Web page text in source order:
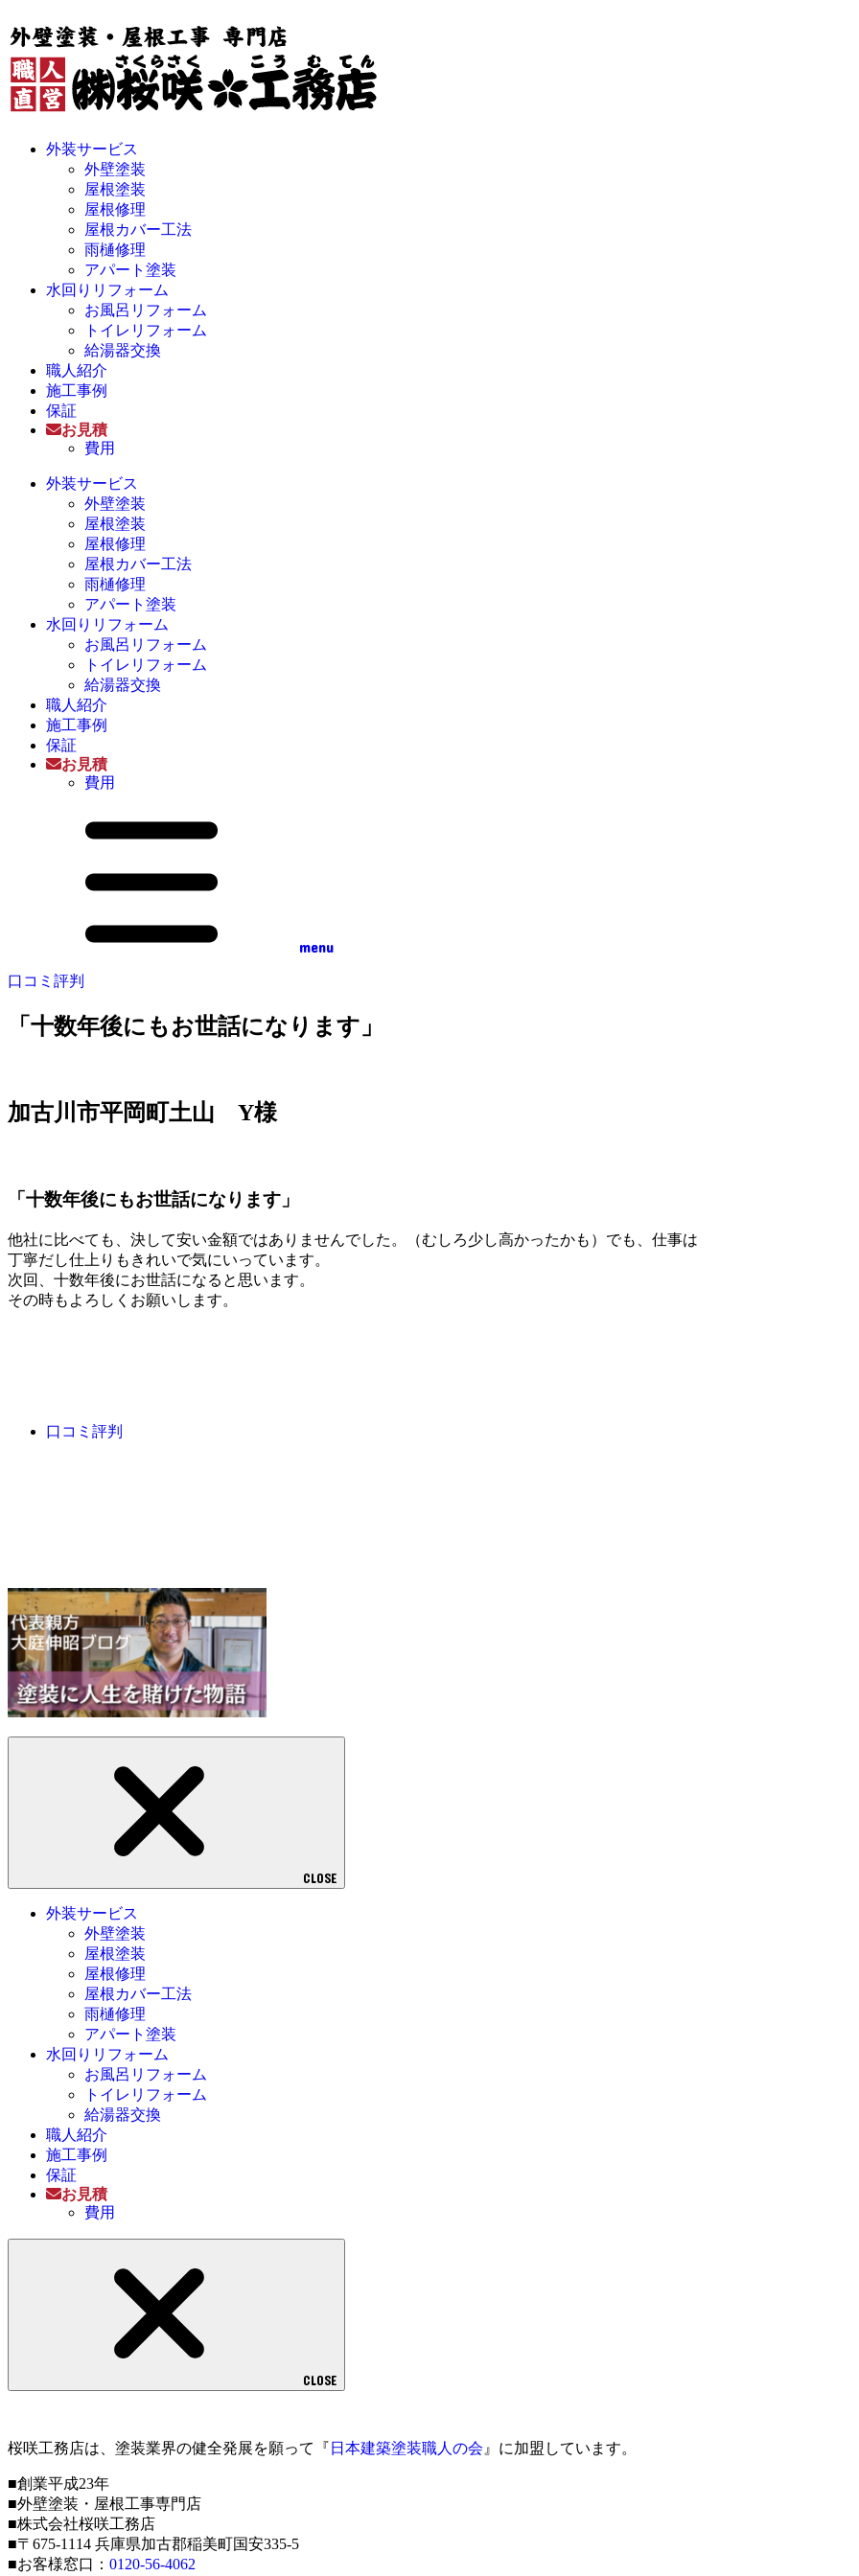
外装サービス
外壁塗装
屋根塗装
屋根修理
屋根カバー工法
雨樋修理
アパート塗装
水回りリフォーム
お風呂リフォーム
トイレリフォーム
給湯器交換
職人紹介
施工事例
保証
お見積
費用
外装サービス
外壁塗装
屋根塗装
屋根修理
屋根カバー工法
雨樋修理
アパート塗装
水回りリフォーム
お風呂リフォーム
トイレリフォーム
給湯器交換
職人紹介
施工事例
保証
お見積
費用
menu
口コミ評判
「十数年後にもお世話になります」
加古川市平岡町土山 Y様
「十数年後にもお世話になります」
他社に比べても、決して安い金額ではありませんでした。（むしろ少し高かったかも）でも、仕事は
丁寧だし仕上りもきれいで気にいっています。
次回、十数年後にお世話になると思います。
その時もよろしくお願いします。
口コミ評判
CLOSE
外装サービス
外壁塗装
屋根塗装
屋根修理
屋根カバー工法
雨樋修理
アパート塗装
水回りリフォーム
お風呂リフォーム
トイレリフォーム
給湯器交換
職人紹介
施工事例
保証
お見積
費用
CLOSE
桜咲工務店は、塗装業界の健全発展を願って『 日本建築塗装職人の会 』に加盟しています。
■創業平成23年
■外壁塗装・屋根工事専門店
■株式会社桜咲工務店
■〒675-1114 兵庫県加古郡稲美町国安335-5
■お客様窓口： 0120-56-4062